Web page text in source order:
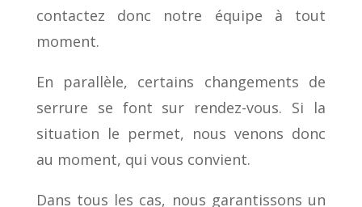
contactez donc notre équipe à tout
moment.
En parallèle, certains changements de
serrure se font sur rendez-vous. Si la
situation le permet, nous venons donc
au moment, qui vous convient.
Dans tous les cas, nous garantissons un